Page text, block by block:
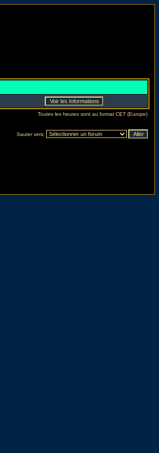
Toutes les heures sont au format CET (Europe)
Sauter vers: